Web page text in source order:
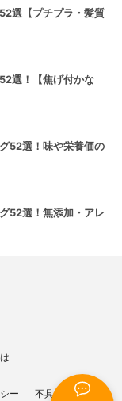
選【プチプラ・髪質
選！【焦げ付かな
52選！味や栄養価の
52選！無添加・アレ
ー 不具合報告